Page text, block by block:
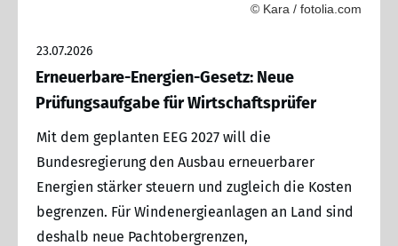
© Kara / fotolia.com
23.07.2026
Erneuerbare-Energien-Gesetz: Neue
Prüfungsaufgabe für Wirtschaftsprüfer
Mit dem geplanten EEG 2027 will die
Bundesregierung den Ausbau erneuerbarer
Energien stärker steuern und zugleich die Kosten
begrenzen. Für Windenergieanlagen an Land sind
deshalb neue Pachtobergrenzen,